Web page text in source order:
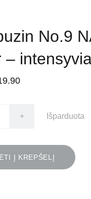
No.9
–
+ Išparduota
Į KREPŠELĮ